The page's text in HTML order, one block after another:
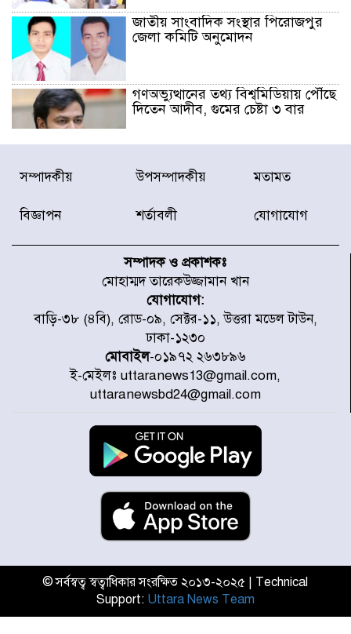
জাতীয় সাংবাদিক সংস্থার পিরোজপুর
জেলা কমিটি অনুমোদন
গণঅভ্যুত্থানের তথ্য বিশ্বমিডিয়ায় পৌঁছে
দিতেন আদীব, গুমের চেষ্টা ৩ বার
বাঁশখালীকে বন্যা মুক্ত করার সকল
পদক্ষেপ নেয়া হবে- আসাদুল হাবিব দুলু
চেষ্টা করছে একটি চক্র : প্রধানমন্ত্রী
টাইফুন ‘ডলফিনের’ আঘাতে জাপানে
৫ আহত, চীনে বন্দর বন্ধ
চিকিৎসা খাতে জিডিপির ৫ শতাংশ
বরাদ্দের ঘোষণা স্থানীয় সরকার মন্ত্রীর
জুলাই জাদুঘর ঘুরে দেখলেন এনসিপি
যুক্তরাষ্ট্রে দাবানল নেভাতে গিয়ে
হেলিকপ্টার বিধ্বস্ত, নিহত ১
মজুদদারের সর্বোচ্চ শাস্তি মৃত্যুদণ্ড, তাই
ভেবে মজুদ করবেন : আইনমন্ত্রী
সম্পাদকীয় উপসম্পাদকীয় মতামত
বিজ্ঞাপন শর্তাবলী যোগাযোগ
সম্পাদক ও প্রকাশকঃ
মোহাম্মদ তারেকউজ্জামান খান
যোগাযোগ:
বাড়ি-৩৮ (৪বি), রোড-০৯, সেক্টর-১১, উত্তরা মডেল টাউন,
ঢাকা-১২৩০
মোবাইল-০১৯৭২ ২৬৩৮৯৬
ই-মেইলঃ uttaranews13@gmail.com,
uttaranewsbd24@gmail.com
© সর্বস্বত্ব স্বত্বাধিকার সংরক্ষিত ২০১৩-২০২৫ | Technical
Support: Uttara News Team